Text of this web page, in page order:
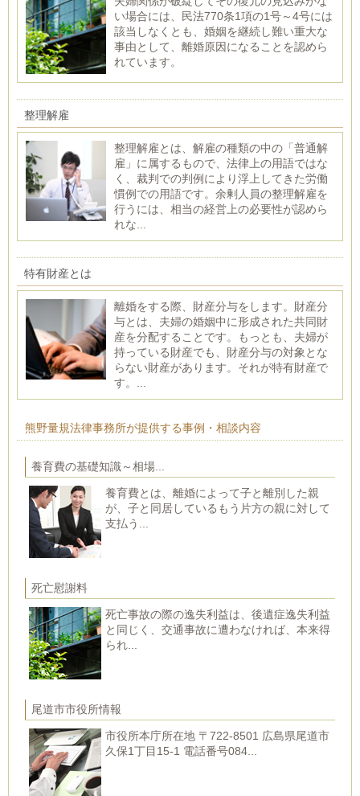
い場合には、民法770条1項の1号～4号には
該当しなくとも、婚姻を継続し難い重大な
事由として、離婚原因になることを認めら
れています。
整理解雇
整理解雇とは、解雇の種類の中の「普通解
雇」に属するもので、法律上の用語ではな
く、裁判での判例により浮上してきた労働
慣例での用語です。余剰人員の整理解雇を
行うには、相当の経営上の必要性が認めら
れな...
特有財産とは
離婚をする際、財産分与をします。財産分
与とは、夫婦の婚姻中に形成された共同財
産を分配することです。もっとも、夫婦が
持っている財産でも、財産分与の対象とな
らない財産があります。それが特有財産で
す。...
熊野量規法律事務所が提供する事例・相談内容
養育費の基礎知識～相場...
養育費とは、離婚によって子と離別した親
が、子と同居しているもう片方の親に対して
支払う...
死亡慰謝料
死亡事故の際の逸失利益は、後遺症逸失利益
と同じく、交通事故に遭わなければ、本来得
られ...
尾道市市役所情報
市役所本庁所在地 〒722-8501 広島県尾道市
久保1丁目15-1 電話番号084...